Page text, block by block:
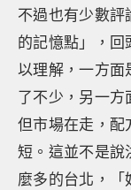
不過也有少數評
的記憶點」，回
以理解，一方面
了不少，另一方
但市場在走，配
短。這並不是說
麼多的台北，「